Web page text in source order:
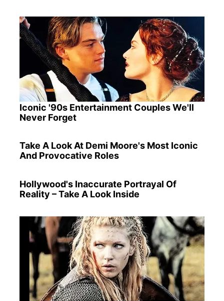
Iconic '90s Entertainment Couples We'll
Never Forget
Take A Look At Demi Moore's Most Iconic
And Provocative Roles
Hollywood's Inaccurate Portrayal Of
Reality – Take A Look Inside